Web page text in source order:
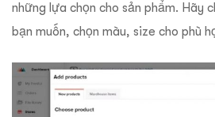
những lựa chọn cho sản phẩm. Hãy
bạn muốn, chọn màu, size cho phù